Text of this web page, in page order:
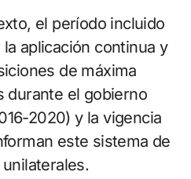
el período incluido
aplicación continua y
de máxima
durante el gobierno
2020) y la vigencia
este sistema de